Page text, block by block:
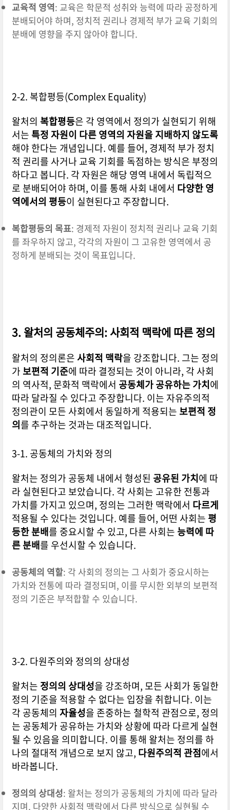
교육적 영역: 교육은 학문적 성취와 능력에 따라 공정하게
분배되어야 하며, 정치적 권리나 경제적 부가 교육 기회의
분배에 영향을 주지 않아야 합니다.
2-2. 복합평등(Complex Equality)
왈처의 복합평등은 각 영역에서 정의가 실현되기 위해
서는 특정 자원이 다른 영역의 자원을 지배하지 않도록
해야 한다는 개념입니다. 예를 들어, 경제적 부가 정치
적 권리를 사거나 교육 기회를 독점하는 방식은 부정의
하다고 봅니다. 각 자원은 해당 영역 내에서 독립적으
로 분배되어야 하며, 이를 통해 사회 내에서 다양한 영
역에서의 평등이 실현된다고 주장합니다.
복합평등의 목표: 경제적 자원이 정치적 권리나 교육 기회
를 좌우하지 않고, 각각의 자원이 그 고유한 영역에서 공
정하게 분배되는 것이 목표입니다.
3. 왈처의 공동체주의: 사회적 맥락에 따른 정의
왈처의 정의론은사회적 맥락을 강조합니다. 그는 정의
가 보편적 기준에 따라 결정되는 것이 아니라, 각 사회
의 역사적, 문화적 맥락에서 공동체가 공유하는 가치에
따라 달라질 수 있다고 주장합니다. 이는 자유주의적
정의관이 모든 사회에서 동일하게 적용되는 보편적 정
의를 추구하는 것과는 대조적입니다.
3-1. 공동체의 가치와 정의
왈처는 정의가 공동체 내에서 형성된 공유된 가치에 따
라 실현된다고 보았습니다. 각 사회는 고유한 전통과
가치를 가지고 있으며, 정의는 그러한 맥락에서 다르게
적용될 수 있다는 것입니다. 예를 들어, 어떤 사회는 평
등한 분배를 중요시할 수 있고, 다른 사회는 능력에 따
른 분배를 우선시할 수 있습니다.
공동체의 역할: 각 사회의 정의는 그 사회가 중요시하는
가치와 전통에 따라 결정되며, 이를 무시한 외부의 보편적
정의 기준은 부적합할 수 있습니다.
3-2. 다원주의와 정의의 상대성
왈처는 정의의 상대성을 강조하며, 모든 사회가 동일한
정의 기준을 적용할 수 없다는 입장을 취합니다. 이는
각 공동체의 자율성을 존중하는 철학적 관점으로, 정의
는 공동체가 공유하는 가치와 상황에 따라 다르게 실현
될 수 있음을 의미합니다. 이를 통해 왈처는 정의를 하
나의 절대적 개념으로 보지 않고, 다원주의적 관점에서
바라봅니다.
정의의 상대성: 왈처는 정의가 공동체의 가치에 따라 달라
지며, 다양한 사회적 맥락에서 다른 방식으로 실현될 수